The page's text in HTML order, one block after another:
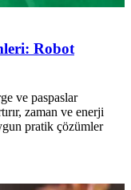
Robot
ve paspaslar
zaman ve enerji
pratik çözümler